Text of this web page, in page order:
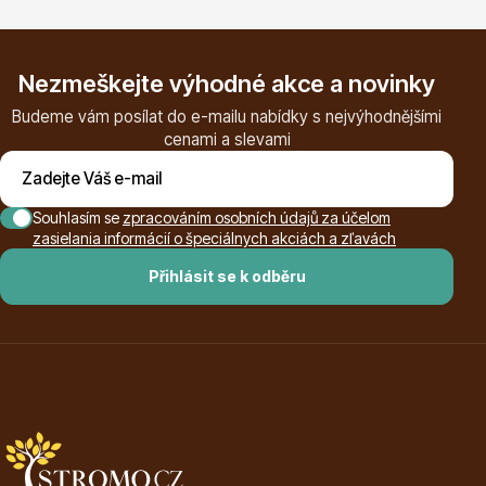
Bambusy
Nezmeškejte výhodné akce a novinky
Budeme vám posílat do e-mailu nabídky s nejvýhodnějšími
cenami a slevami
Přihlásit se k odběru
Souhlasím se zpracováním osobních údajů za účelom
zasielania informácií o špeciálnych akciách a zľavách